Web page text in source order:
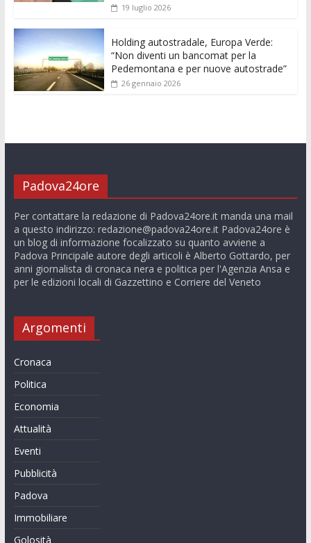
19 luglio 2026
Holding autostradale, Europa Verde:
“Non diventi un bancomat per la
Pedemontana e per nuove autostrade”
26 gennaio 2026
Padova24ore
Per contattare la redazione di Padova24ore.it manda una mail
a questo indirizzo: redazione@padova24ore.itPadova24ore è
un blog di informazione focalizzato su quanto avviene a
Padova Principale autore degli articoli è Alberto Gottardo, per
anni giornalista di cronaca nera e politica per l'Agenzia Ansa e
per le edizioni locali di Gazzettino e Corriere del Veneto
Argomenti
Cronaca
Politica
Economia
Attualità
Eventi
Pubblicità
Padova
Immobiliare
Golosità